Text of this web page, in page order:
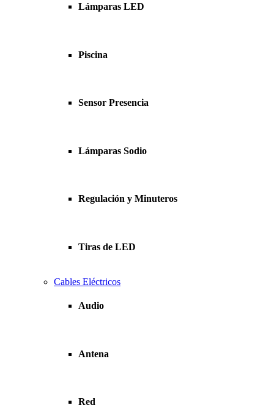
Lámparas LED
Piscina
Sensor Presencia
Lámparas Sodio
Regulación y Minuteros
Tiras de LED
Cables Eléctricos
Audio
Antena
Red